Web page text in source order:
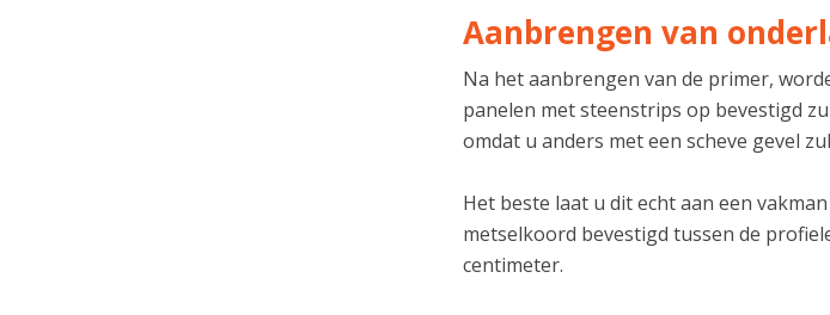
Aanbrengen van
Na het aanbrengen van de primer,
panelen met steenstrips op bevestigd
omdat u anders met een scheve gevel
Het beste laat u dit echt aan een
metselkoord bevestigd tussen de
centimeter.